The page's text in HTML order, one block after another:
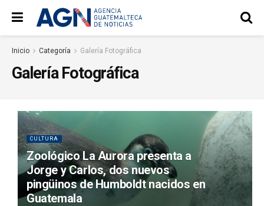
Inicio Categoría Galería Fotográfica
Galería Fotográfica
CULTURA
Zoológico La Aurora presenta a
Jorge y Carlos, dos nuevos
pingüinos de Humboldt nacidos en
Guatemala